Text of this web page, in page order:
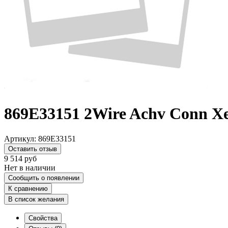
869E33151 2Wire Achv Conn
Артикул: 869E33151
Оставить отзыв
9 514 руб
Нет в наличии
Сообщить о появлении
К сравнению
В список желания
Свойства